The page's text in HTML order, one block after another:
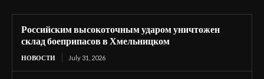
Российским высокоточным ударом уничтожен
склад боеприпасов в Хмельницком
НОВОСТИ July 31, 2026